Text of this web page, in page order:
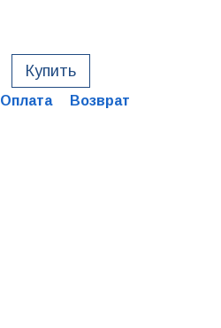
Купить
Оплата Возврат